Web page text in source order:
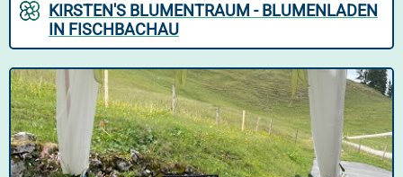
KIRSTEN'S BLUMENTRAUM - BLUMENLADEN
IN FISCHBACHAU